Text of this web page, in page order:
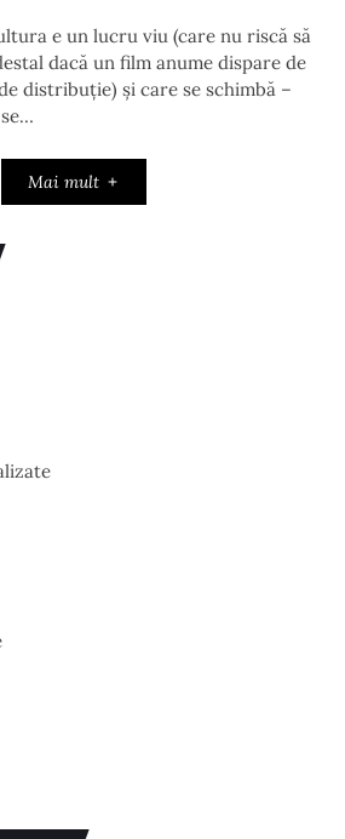
e un lucru viu (care nu riscă să
dacă un film anume dispare de
distribuție) și care se schimbă –
Mai mult